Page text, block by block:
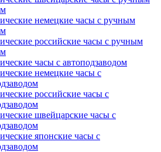
немецкие часы с ручным
российские часы с ручным
часы с автоподзаводом
немецкие часы с
российские часы с
швейцарские часы с
японские часы с